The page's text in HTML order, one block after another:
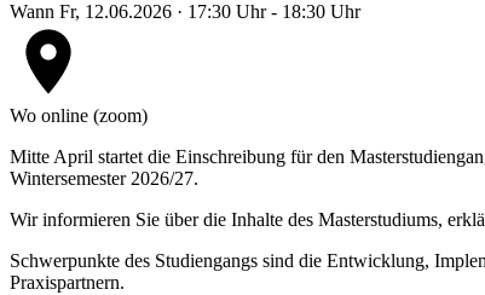
Wann Fr, 12.06.2026 · 17:30 Uhr - 18:30 Uhr
Wo online (zoom)
Mitte April startet die Einschreibung für den
Wintersemester 2026/27.
Wir informieren Sie über die Inhalte des Masterstudiums,
Schwerpunkte des Studiengangs sind die Entwicklung,
Praxispartnern.